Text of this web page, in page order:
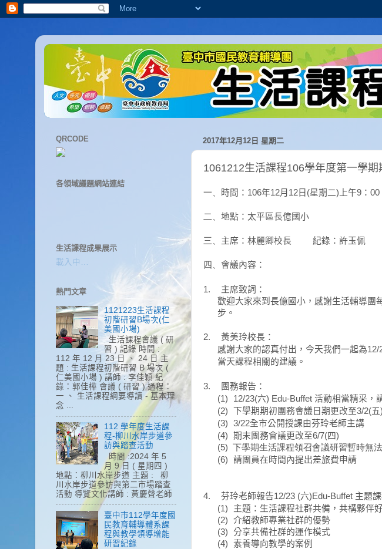
2017年12月12日 星期二
1061212生活課程106學年度第一學期
一、 時間： 106年12月12日(星期二) 上午9： 00
二、 地點：太平區長億國小
三、 主席：林麗卿校長 紀錄：許玉佩
四、 會議內容：
1. 主席致詞：
歡迎大家來到長億國小，感謝生活輔導團
步。
2.
黃美玲校長：
感謝大家的認真付出，今天我們一起為12/
當天課程相關的建議。
3. 團務報告：
(1) 12/23(六) Edu-Buffet 活動相當精采，
(2) 下學期期初團務會議日期更改至3/2(五)
(3)
3/22全市公開授課由芬玲老師主講
(4) 期末團務會議更改至6/7(四)
(5) 下學期生活課程領召會議研習暫時無
(6)
請團員在時間內提出差旅費申請
4. 芬玲老師報告12/23 (六)Edu-Buffet 主題
(1) 主題：生活課程社群共備，共構夥伴
(2)
介紹教師專業社群的優勢
(3)
分享共備社群的運作模式
(4)
素養導向教學的案例
QRCODE
各領域議題網站連結
生活課程成果展示
載入中…
熱門文章
1121223生活課程
初階研習B場次(仁
美國小場)
生活課程會議 ( 研
習 ) 記錄 時間 :
112 年 12 月 23 日 、 24 日 主
題 : 生活課程初階研習 B 場次 (
仁美國小場 ) 講師 : 李佳穎 紀
錄：郭佳樺 會議 ( 研習 ) 過程：
一 、 生活課程綱要導讀 - 基本理
念 ...
112 學年度生活課
程-柳川水岸步道參
訪與踏查活動
時間 :2024 年 5
月 9 日 ( 星期四 )
地點：柳川水岸步道 主題 : 柳
川水岸步道參訪與第二市場踏查
活動 導覽文化講師 : 黃慶聲老師
臺中市112學年度國
民教育輔導體系課
程與教學領導增能
研習紀錄